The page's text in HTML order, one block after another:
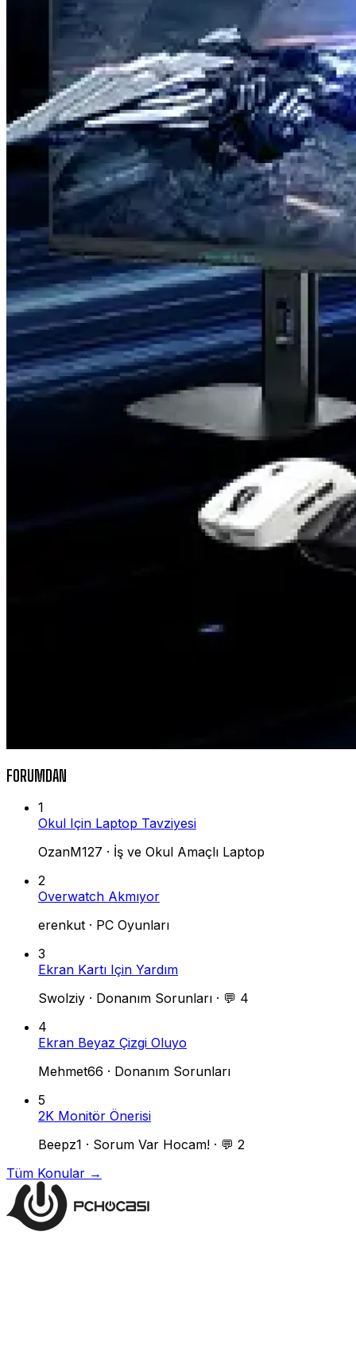
FORUMDAN
1
Okul Için Laptop Tavziyesi
OzanM127 · İş ve Okul Amaçlı Laptop
2
Overwatch Akmıyor
erenkut · PC Oyunları
3
Ekran Kartı Için Yardım
Swolziy · Donanım Sorunları · 💬 4
4
Ekran Beyaz Çizgi Oluyo
Mehmet66 · Donanım Sorunları
5
2K Monitör Önerisi
Beepz1 · Sorum Var Hocam! · 💬 2
Tüm Konular →